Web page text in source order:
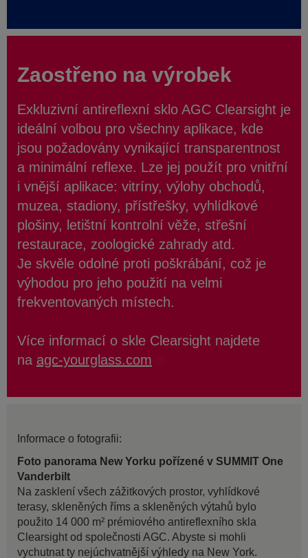
Zaostřeno na výrobek
Exkluzivní antireflexní sklo AGC Clearsight je
ideální volbou pro všechny aplikace, kde
jsou požadovány vynikající transparentnost
a minimální reflexe. Lze jej použít pro vnitřní
i vnější aplikace: vitríny, výlohy obchodů,
muzea, stadiony, přístřešky, vyhlídkové
plošiny, letištní kontrolní věže, střešní
restaurace, zoologické zahrady atd.
Je skvěle odolné proti poškrábání, což je
výhodou pro jeho použití na velmi
frekventovaných místech.
Více informací o skle Clearsight najdete
na agc-yourglass.com
Informace o fotografii:
Foto panorama New Yorku pořízené v SUMMIT One
Vanderbilt
Na zasklení všech zážitkových prostor, vyhlídkové
terasy, skleněných říms a skleněných výtahů bylo
použito 14 000 m² prémiového antireflexního skla
Clearsight od společnosti AGC. Abyste si mohli
vychutnat ty nejúchvatnější výhledy na New York.